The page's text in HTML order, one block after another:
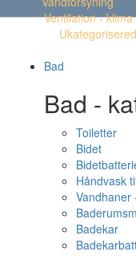
Ventilation - klima
Bad
Bad -
Toiletter
Bidet
Håndvask
Vandhaner
Badekar